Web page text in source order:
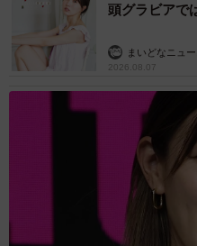
頭グラビアで
まいどなニュ
2026.08.07